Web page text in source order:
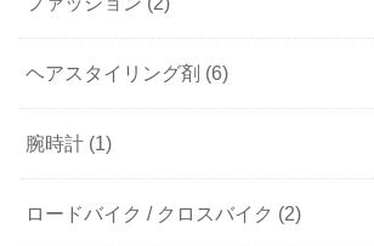
ヘアスタイリング剤 (6)
腕時計 (1)
ロードバイク / クロスバイク (2)